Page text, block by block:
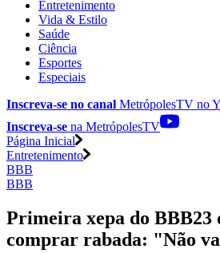
Entretenimento
Vida & Estilo
Saúde
Ciência
Esportes
Especiais
Inscreva-se no canal MetrópolesTV no
Inscreva-se na MetrópolesTV
Página Inicial
Entretenimento
BBB
BBB
Primeira xepa do BBB23
comprar rabada: "Não